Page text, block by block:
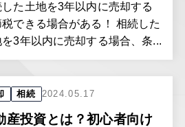
た土地を3年以内に売却する
税できる場合がある！ 相続した
3年以内に売却する場合、条...
相続 2024.05.17
産投資とは？初心者向け